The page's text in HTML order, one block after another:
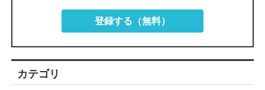
登録する（無料）
カテゴリ